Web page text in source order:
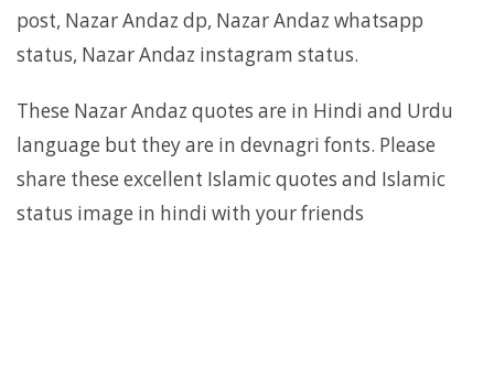
post, Nazar Andaz dp, Nazar Andaz whatsapp
status, Nazar Andaz instagram status.
These Nazar Andaz quotes are in Hindi and Urdu
language but they are in devnagri fonts. Please
share these excellent Islamic quotes and Islamic
status image in hindi with your friends